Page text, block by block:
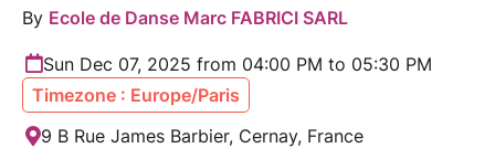
By Ecole de Danse Marc FABRICI SARL
Sun Dec 07, 2025 from 04:00 PM to 05:30 PM
Timezone : Europe/Paris
9 B Rue James Barbier, Cernay, France